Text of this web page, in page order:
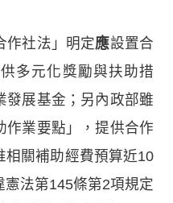
作社法」明定應設置合
多元化獎勵與扶助措
發展基金；另內政部雖
作業要點」，提供合作
相關補助經費預算近10
法第145條第2項規定